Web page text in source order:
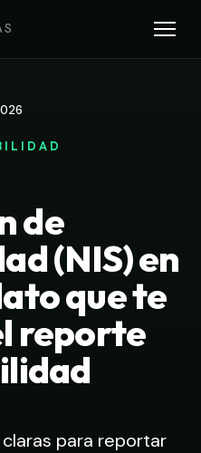
de
(NIS) en
que te
reporte
para reportar